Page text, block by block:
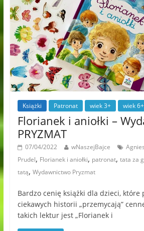
Książki Patronat wiek 3+ wiek 6+
Florianek i aniołki –
PRYZMAT
07/04/2022 wNaszejBajce
Prudel, Florianek i aniołki, patronat, tata za
tatą, Wydawnictwo Pryzmat
Bardzo cenię książki dla dzieci, które
ciekawych historii „przemycają”
takich lektur jest „Florianek i